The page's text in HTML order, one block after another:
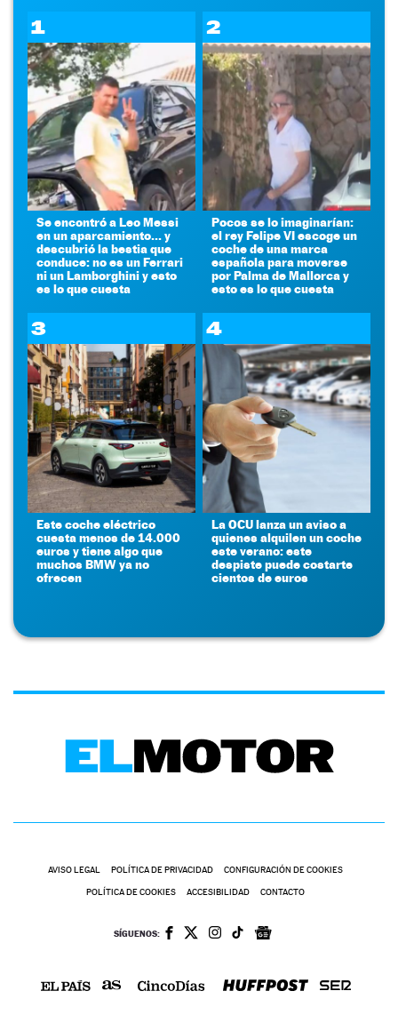
1
Se encontró a Leo Messi
en un aparcamiento... y
descubrió la bestia que
conduce: no es un Ferrari
ni un Lamborghini y esto
es lo que cuesta
2
Pocos se lo imaginarían:
el rey Felipe VI escoge un
coche de una marca
española para moverse
por Palma de Mallorca y
esto es lo que cuesta
3
Este coche eléctrico
cuesta menos de 14.000
euros y tiene algo que
muchos BMW ya no
ofrecen
4
La OCU lanza un aviso a
quienes alquilen un coche
este verano: este
despiste puede costarte
cientos de euros
AVISO LEGAL POLÍTICA DE PRIVACIDAD CONFIGURACIÓN DE COOKIES
POLÍTICA DE COOKIES ACCESIBILIDAD CONTACTO
SÍGUENOS: